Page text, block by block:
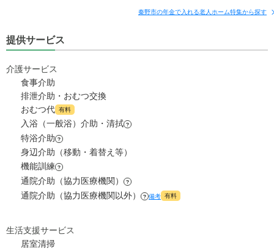
11.2 万円
食費 ?
水道・光熱費
上乗せ介護費 ?
その他
介護保険料
管理費
食費 ?
水道・光熱費
上乗せ介護費
その他 0
介護保険料
秦野市の年金で入れる老人ホーム特集から探す
提供サービス
介護サービス
食事介助
排泄介助・おむつ交換
おむつ代 有料
入浴（一般浴）介助・清拭 ?
特浴介助 ?
身辺介助（移動・着替え等）
機能訓練 ?
通院介助（協力医療機関） ?
通院介助（協力医療機関以外） ? 備考 有料
生活支援サービス
居室清掃